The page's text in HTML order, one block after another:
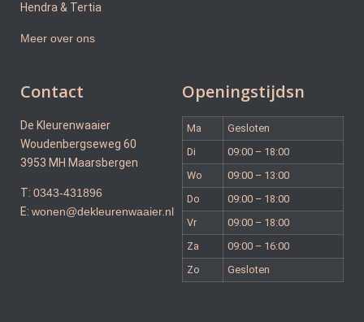
Hendra & Tertia
Meer over ons
Contact
De Kleurenwaaier
Woudenbergseweg 60
3953 MH Maarsbergen
T: 0343-431896
E: wonen@dekleurenwaaier.nl
Openingstijdsn
Ma
Gesloten
Di
09:00 – 18:00
Wo
09:00 – 13:00
Do
09:00 – 18:00
Vr
09:00 – 18:00
Za
09:00 – 16:00
Zo
Gesloten